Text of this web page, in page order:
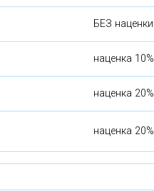
БЕЗ наценки
наценка 10%
наценка 20%
наценка 20%